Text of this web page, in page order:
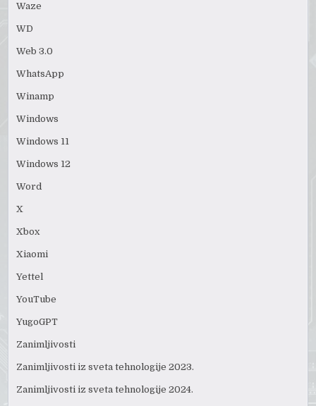
Waze
WD
Web 3.0
WhatsApp
Winamp
Windows
Windows 11
Windows 12
Word
X
Xbox
Xiaomi
Yettel
YouTube
YugoGPT
Zanimljivosti
Zanimljivosti iz sveta tehnologije 2023.
Zanimljivosti iz sveta tehnologije 2024.